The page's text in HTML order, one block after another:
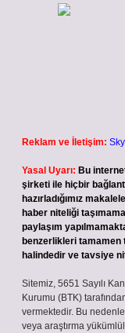
Reklam ve İletişim:
Yasal Uyarı: Bu
şirketi ile hiçbir
hazırladığımız
haber niteliği
paylaşım
benzerlikleri
halindedir ve tavsiye
Sitemiz, 5651 Sayılı
Kurumu (BTK)
vermektedir. Bu
veya araştırma